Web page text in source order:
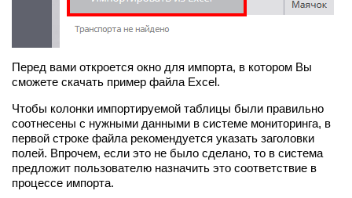
Перед вами откроется окно для импорта, в котором Вы
сможете скачать пример файла Excel.
Чтобы колонки импортируемой таблицы были правильно
соотнесены с нужными данными в системе мониторинга, в
первой строке файла рекомендуется указать заголовки
полей. Впрочем, если это не было сделано, то в система
предложит пользователю назначить это соответствие в
процессе импорта.